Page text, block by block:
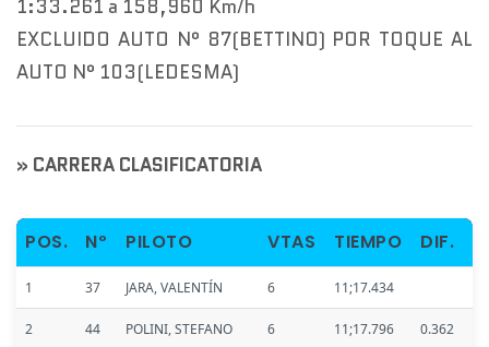
1:33.261 a 158,960 Km/h
EXCLUIDO AUTO N° 87(BETTINO) POR TOQUE AL
AUTO N° 103(LEDESMA)
» CARRERA CLASIFICATORIA
POS. Nº PILOTO VTAS TIEMPO DIF.
1 37 JARA, VALENTÍN 6 11;17.434
2 44 POLINI, STEFANO 6 11;17.796 0.362